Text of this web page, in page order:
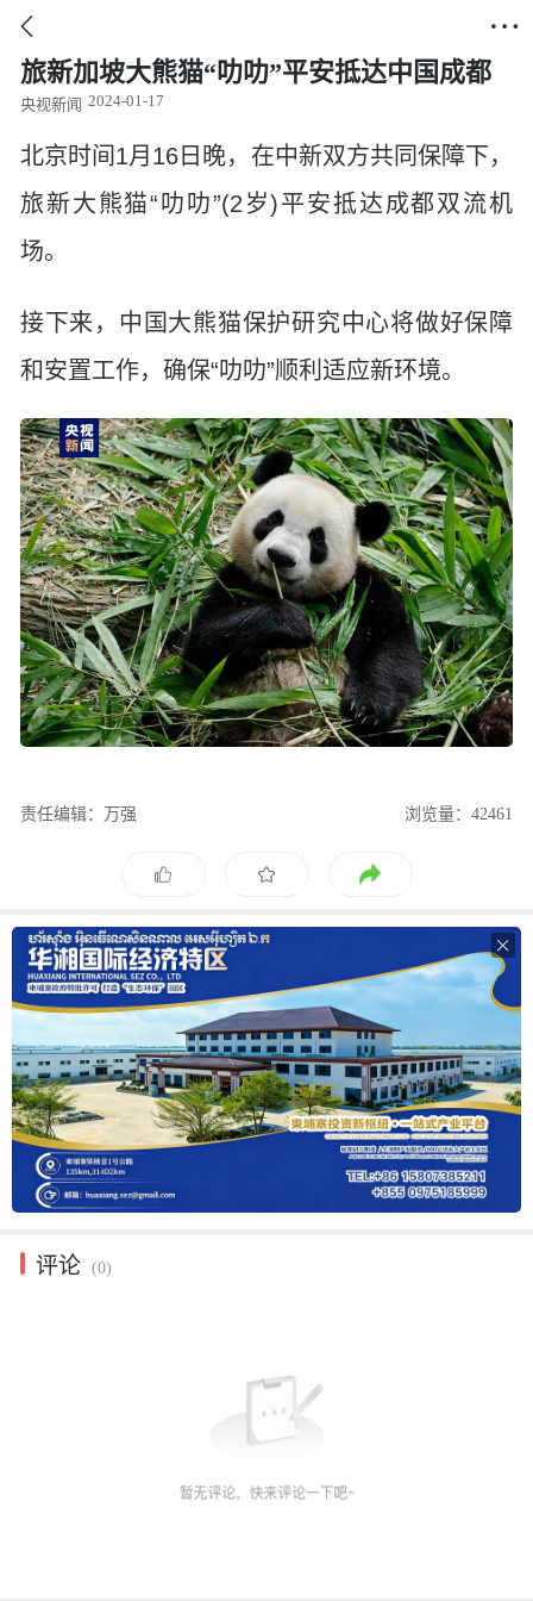
 
旅新加坡大熊猫“叻叻”平安抵达中国成都
央视新闻 2024-01-17
北京时间1月16日晚，在中新双方共同保障下，
旅新大熊猫“叻叻”(2岁)平安抵达成都双流机
场。
接下来，中国大熊猫保护研究中心将做好保障
和安置工作，确保“叻叻”顺利适应新环境。
责任编辑：万强 浏览量：42461

评论 (0)